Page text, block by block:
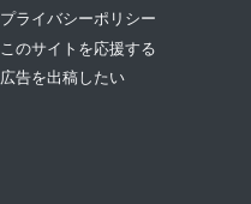
プライバシーポリシー
このサイトを応援する
広告を出稿したい